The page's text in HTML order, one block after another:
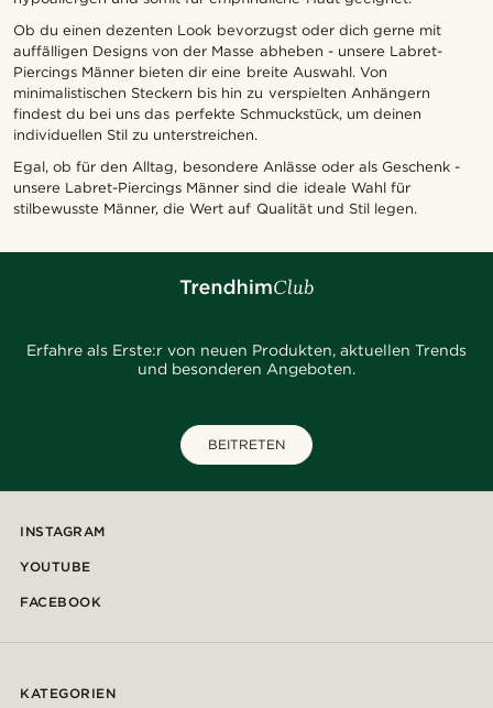
Ob du einen dezenten Look bevorzugst oder dich gerne mit
auffälligen Designs von der Masse abheben - unsere Labret-
Piercings Männer bieten dir eine breite Auswahl. Von
minimalistischen Steckern bis hin zu verspielten Anhängern
findest du bei uns das perfekte Schmuckstück, um deinen
individuellen Stil zu unterstreichen.
Egal, ob für den Alltag, besondere Anlässe oder als Geschenk -
unsere Labret-Piercings Männer sind die ideale Wahl für
stilbewusste Männer, die Wert auf Qualität und Stil legen.
Erfahre als Erste:r von neuen Produkten, aktuellen Trends
und besonderen Angeboten.
BEITRETEN
INSTAGRAM
YOUTUBE
FACEBOOK
KATEGORIEN